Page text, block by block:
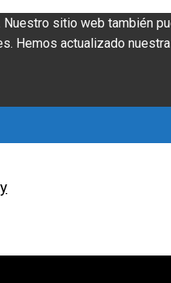
sitio web también
Hemos actualizado